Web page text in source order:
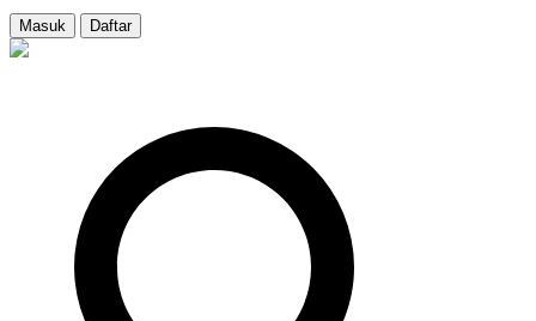
Masuk Daftar